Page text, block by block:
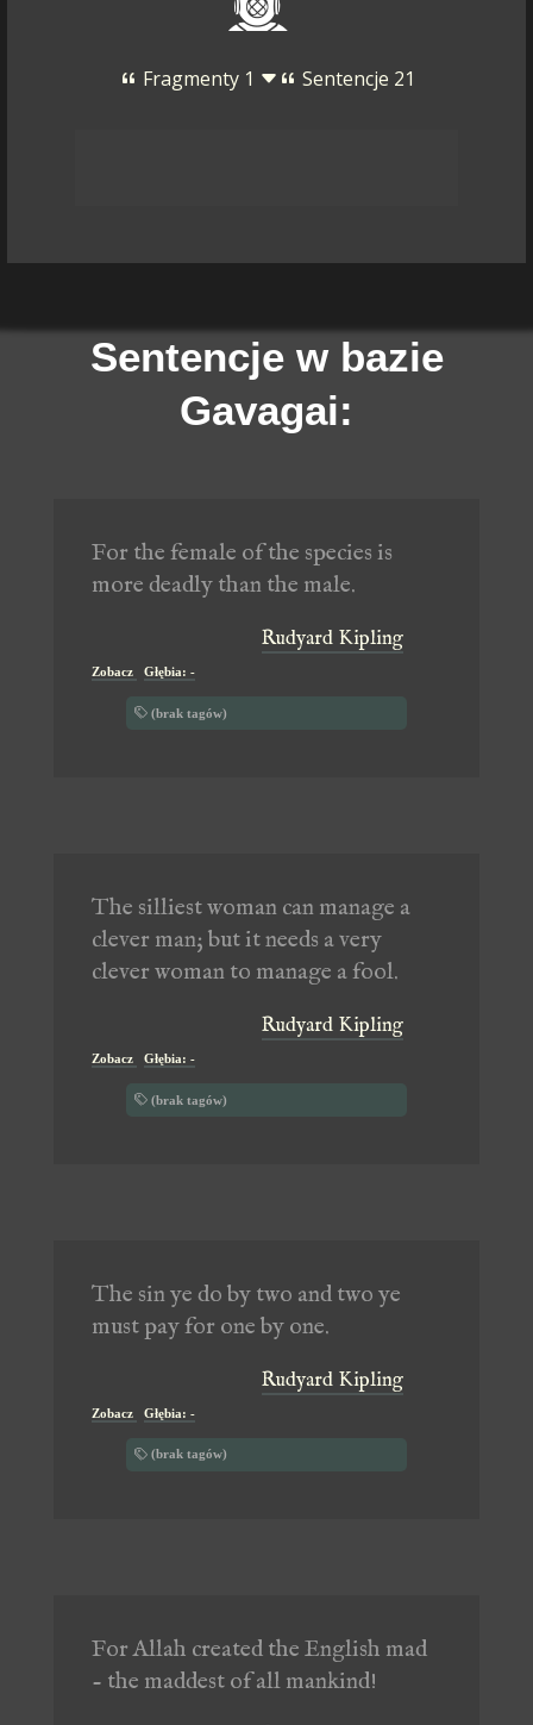
Fragmenty 1 Sentencje 21
Sentencje w bazie
Gavagai:
For the female of the species is
more deadly than the male.
Rudyard Kipling
Zobacz Głębia: -
(brak tagów)
The silliest woman can manage a
clever man; but it needs a very
clever woman to manage a fool.
Rudyard Kipling
Zobacz Głębia: -
(brak tagów)
The sin ye do by two and two ye
must pay for one by one.
Rudyard Kipling
Zobacz Głębia: -
(brak tagów)
For Allah created the English mad
- the maddest of all mankind!